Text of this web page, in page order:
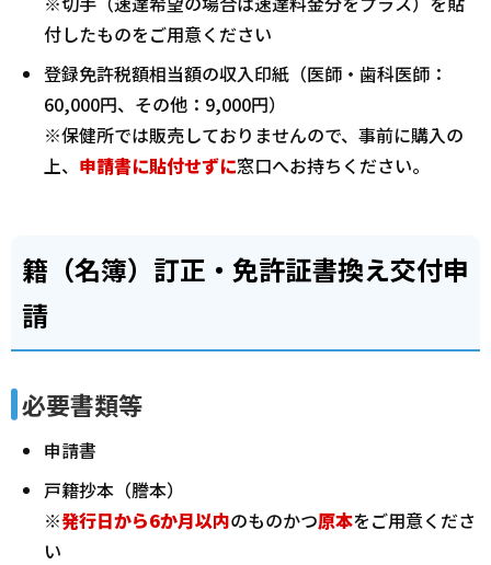
付したものをご用意ください
登録免許税額相当額の収入印紙（医師・歯科医師：
60,000円、その他：9,000円）
※保健所では販売しておりませんので、事前に購入の
上、 申請書に貼付せずに窓口へお持ちください。
籍（名簿）訂正・免許証書換え交付申
請
必要書類等
申請書
戸籍抄本（謄本）
※発行日から6か月以内のものかつ原本をご用意くださ
い